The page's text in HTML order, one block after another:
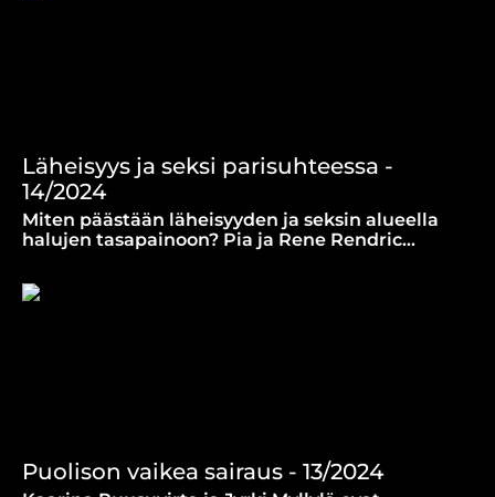
Läheisyys ja seksi parisuhteessa -
14/2024
Miten päästään läheisyyden ja seksin alueella
halujen tasapainoon? Pia ja Rene Rendric
matkasta.
Puolison vaikea sairaus - 13/2024